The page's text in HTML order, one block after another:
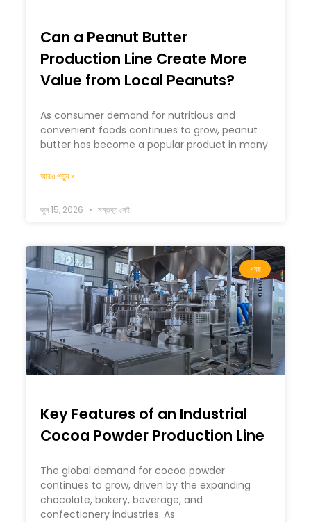
Can a Peanut Butter
Production Line Create More
Value from Local Peanuts?
As consumer demand for nutritious and
convenient foods continues to grow, peanut
butter has become a popular product in many
আরও পড়ুন »
জুন 15, 2026 মন্তব্য নেই
খবর
Key Features of an Industrial
Cocoa Powder Production Line
The global demand for cocoa powder
continues to grow, driven by the expanding
chocolate, bakery, beverage, and
confectionery industries. As